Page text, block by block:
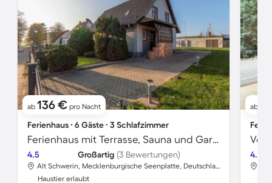
ab 136 € pro Nacht
Ferienhaus ∙ 6 Gäste ∙ 3 Schlafzimmer
Ferienhaus mit Terrasse, Sauna und Garten
4.5 Großartig (3 Bewertungen)
Alt Schwerin, Mecklenburgische Seenplatte, Deutschland
Haustier erlaubt
ab
4.5